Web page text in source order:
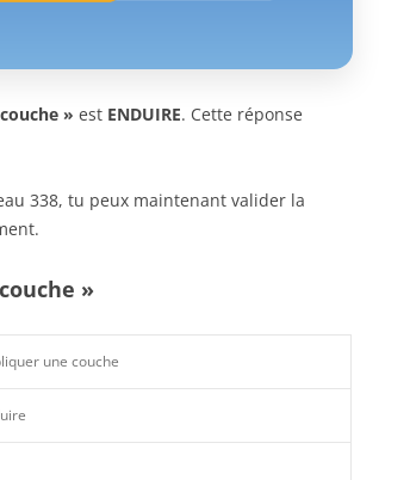
» est ENDUIRE. Cette réponse
338, tu peux maintenant valider la
»
une couche